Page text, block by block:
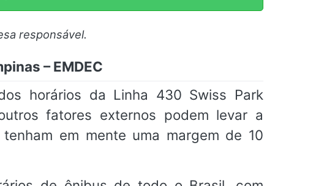
responsável.
– EMDEC
horários da Linha 430 Swiss Park
fatores externos podem levar a
em mente uma margem de 10